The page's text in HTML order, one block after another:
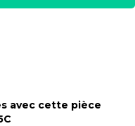
avec cette pièce